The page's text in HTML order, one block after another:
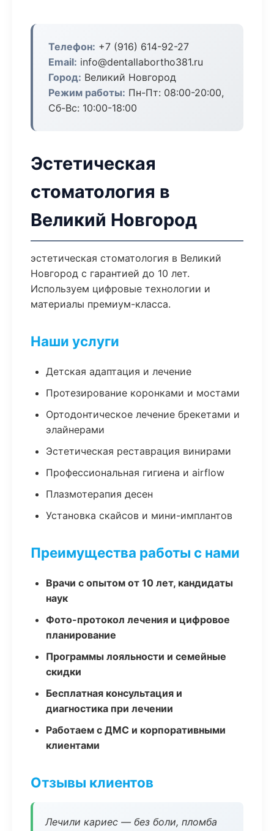
Телефон: +7 (916) 614-92-27
Email: info@dentallabortho381.ru
Город: Великий Новгород
Режим работы: Пн-Пт: 08:00-20:00,
Сб-Вс: 10:00-18:00
Эстетическая
стоматология в
Великий Новгород
эстетическая стоматология в Великий
Новгород с гарантией до 10 лет.
Используем цифровые технологии и
материалы премиум-класса.
Наши услуги
Детская адаптация и лечение
Протезирование коронками и мостами
Ортодонтическое лечение брекетами и
элайнерами
Эстетическая реставрация винирами
Профессиональная гигиена и airflow
Плазмотерапия десен
Установка скайсов и мини-имплантов
Преимущества работы с нами
Врачи с опытом от 10 лет, кандидаты
наук
Фото-протокол лечения и цифровое
планирование
Программы лояльности и семейные
скидки
Бесплатная консультация и
диагностика при лечении
Работаем с ДМС и корпоративными
клиентами
Отзывы клиентов
Лечили кариес — без боли, пломба